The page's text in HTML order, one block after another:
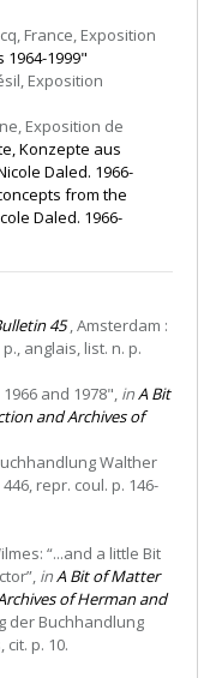
France, Exposition
1999"
Exposition
Exposition de
Konzepte aus
Daled. 1966-
from the
Daled. 1966-
45, Amsterdam :
anglais, list. n. p.
and 1978", inABit
andArchivesof
Walther
repr. coul. p. 146-
“...and a little Bit
inA Bit of Matter
of Herman and
der Buchhandlung
p. 10.